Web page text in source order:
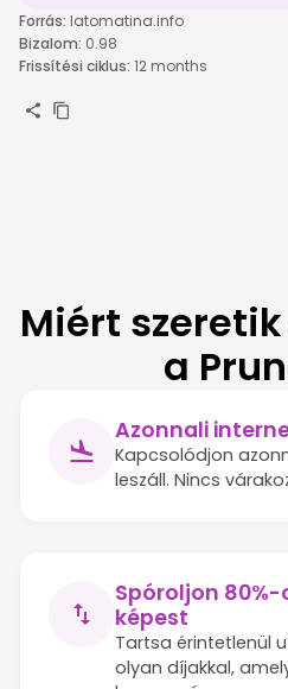
Forrás: latomatina.info
Bizalom: 0.98
Frissítési ciklus: 12 months
Miért
a
Azonnali
Kapcsolódjon
leszáll. Nincs
Spóroljon
képest
Tartsa érintetlenül
olyan díjakkal,